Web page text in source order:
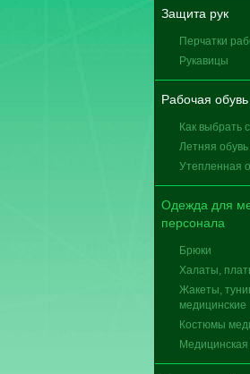
Защита рук
Перчатки
Рукавицы
Рабочая обувь
Как выбрать
Летняя обувь
Утепленная
Одежда для
персонала
Брюки
Халаты,
Жакеты,
медицинские
Костюмы